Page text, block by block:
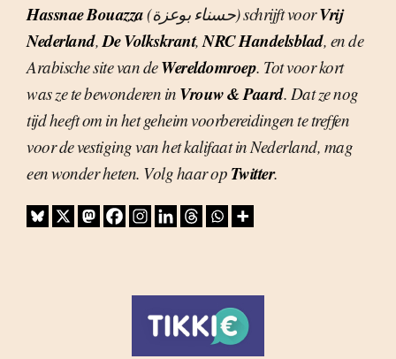
Hassnae Bouazza (حسناء بوعزة) schrijft voorVrij
Nederland,De Volkskrant, NRC Handelsblad, en de
Arabische site van deWereldomroep. Tot voor kort
was ze te bewonderen in Vrouw & Paard. Dat ze nog
tijd heeft om in het geheim voorbereidingen te treffen
voor de vestiging van het kalifaat in Nederland, mag
een wonder heten. Volg haar op Twitter.